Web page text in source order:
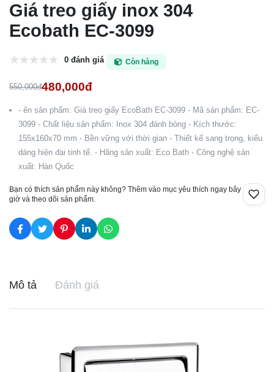
Giá treo giấy inox 304
Ecobath EC-3099
0 đánh giá Còn hàng
550,000đ480,000đ
- ên sản phẩm: Giá treo giấy EcoBath EC-3099 - Mã sản phẩm: EC-
3099 - Chất liệu sản phẩm: Inox 304 đánh bóng - Kích thước:
155x160x70 mm - Bền vững với thời gian - Thiết kế sang trọng, kiểu
dáng hiện đại tinh tế. - Hãng sản xuất: Eco Bath - Công nghệ sản
xuất: Hàn Quốc
Bạn có thích sản phẩm này không? Thêm vào mục yêu thích ngay bây
giờ và theo dõi sản phẩm.
Mô tả Đánh giá